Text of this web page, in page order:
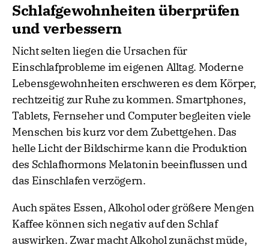
Schlafgewohnheiten überprüfen
und verbessern
Nicht selten liegen die Ursachen für
Einschlafprobleme im eigenen Alltag. Moderne
Lebensgewohnheiten erschweren es dem Körper,
rechtzeitig zur Ruhe zu kommen. Smartphones,
Tablets, Fernseher und Computer begleiten viele
Menschen bis kurz vor dem Zubettgehen. Das
helle Licht der Bildschirme kann die Produktion
des Schlafhormons Melatonin beeinflussen und
das Einschlafen verzögern.
Auch spätes Essen, Alkohol oder größere Mengen
Kaffee können sich negativ auf den Schlaf
auswirken. Zwar macht Alkohol zunächst müde,